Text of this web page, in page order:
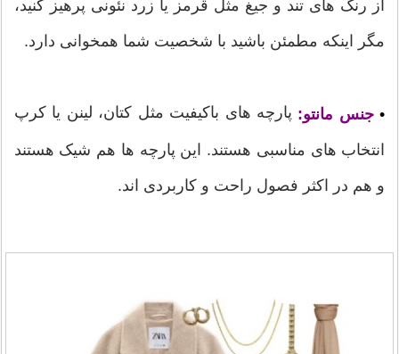
از رنگ های تند و جیغ مثل قرمز یا زرد نئونی پرهیز کنید،
مگر اینکه مطمئن باشید با شخصیت شما همخوانی دارد.
•جنس مانتو: پارچه های باکیفیت مثل کتان، لینن یا کرپ
انتخاب های مناسبی هستند. این پارچه ها هم شیک هستند
و هم در اکثر فصول راحت و کاربردی اند.